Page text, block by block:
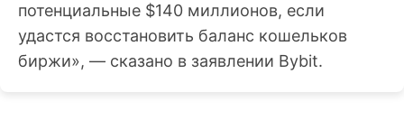
потенциальные $140 миллионов, если
удастся восстановить баланс кошельков
биржи», — сказано в заявлении Bybit.